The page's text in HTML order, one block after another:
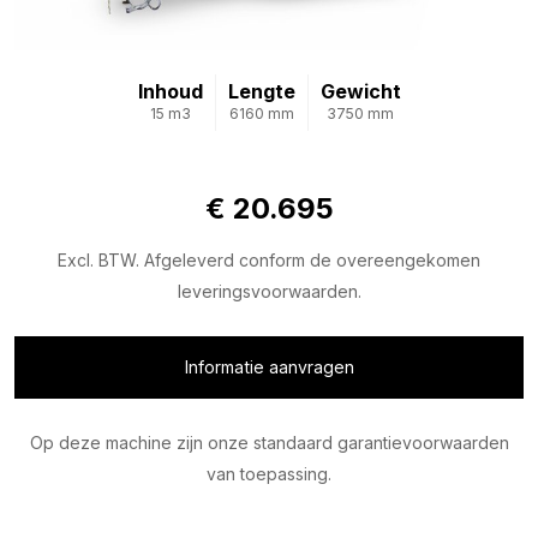
Inhoud
15 m3
Lengte
6160 mm
Gewicht
3750 mm
€ 20.695
Excl. BTW. Afgeleverd conform de overeengekomen
leveringsvoorwaarden.
Informatie aanvragen
Op deze machine zijn onze standaard garantievoorwaarden
van toepassing.